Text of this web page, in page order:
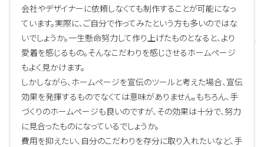
会社やデザイナーに依頼しなくても制作することが可能になっ
ています。実際に、ご自分で作ってみたという方も多いのではな
いでしょうか。一生懸命努力して作り上げたものとなると、より
愛着を感じるもの。そんなこだわりを感じさせるホームページ
もよく見かけます。
しかしながら、ホームページを宣伝のツールと考えた場合、宣伝
効果を発揮するものでなくては意味がありません。もちろん、手
づくりのホームページも良いのですが、その効果は十分で、努力
に見合ったものになっているでしょうか。
費用を抑えたい、自分のこだわりを存分に取り入れたいなど、手